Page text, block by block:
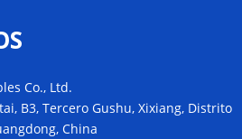
Co., Ltd.
B3, Tercero Gushu, Xixiang, Distrito
China